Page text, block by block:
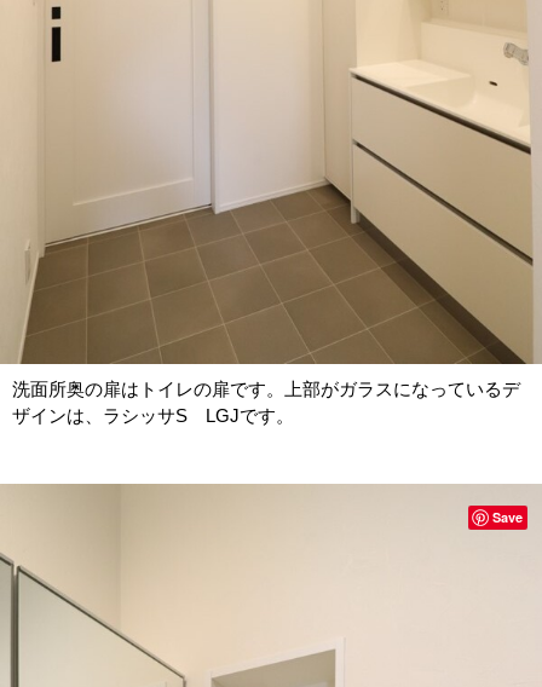
洗面所奥の扉はトイレの扉です。上部がガラスになっているデ
ザインは、ラシッサS LGJです。
Save